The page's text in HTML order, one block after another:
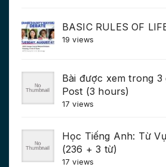
BASIC RULES OF
19 views
Bài được xem trong
Post (3 hours)
17 views
Học Tiếng Anh: Từ
(236 + 3 từ)
17 views